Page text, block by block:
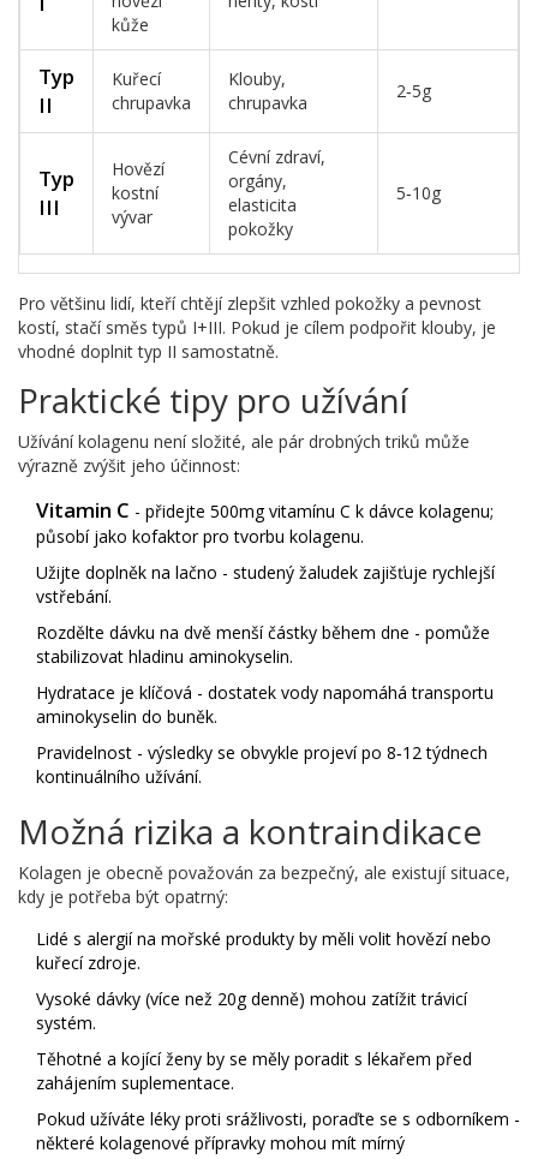
kůže
Typ
II
Kuřecí
chrupavka
Klouby,
chrupavka
2‑5g
Typ
III
Hovězí
kostní
vývar
Cévní zdraví,
orgány,
elasticita
pokožky
5‑10g
Pro většinu lidí, kteří chtějí zlepšit vzhled pokožky a pevnost
kostí, stačí směs typů I+III. Pokud je cílem podpořit klouby, je
vhodné doplnit typ II samostatně.
Praktické tipy pro užívání
Užívání kolagenu není složité, ale pár drobných triků může
výrazně zvýšit jeho účinnost:
Vitamin C - přidejte 500mg vitamínu C k dávce kolagenu;
působí jako kofaktor pro tvorbu kolagenu.
Užijte doplněk na lačno - studený žaludek zajišťuje rychlejší
vstřebání.
Rozdělte dávku na dvě menší částky během dne - pomůže
stabilizovat hladinu aminokyselin.
Hydratace je klíčová - dostatek vody napomáhá transportu
aminokyselin do buněk.
Pravidelnost - výsledky se obvykle projeví po 8‑12 týdnech
kontinuálního užívání.
Možná rizika a kontraindikace
Kolagen je obecně považován za bezpečný, ale existují situace,
kdy je potřeba být opatrný:
Lidé s alergií na mořské produkty by měli volit hovězí nebo
kuřecí zdroje.
Vysoké dávky (více než 20g denně) mohou zatížit trávicí
systém.
Těhotné a kojící ženy by se měly poradit s lékařem před
zahájením suplementace.
Pokud užíváte léky proti srážlivosti, poraďte se s odborníkem -
některé kolagenové přípravky mohou mít mírný